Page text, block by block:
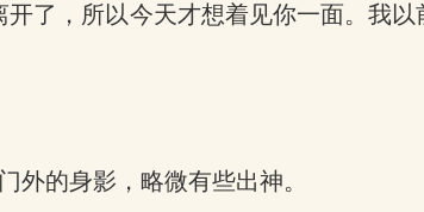
了，所以今天才想着见你一面。我以
外的身影，略微有些出神。